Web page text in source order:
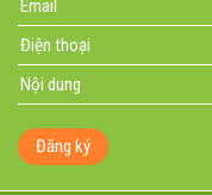
Đăng ký